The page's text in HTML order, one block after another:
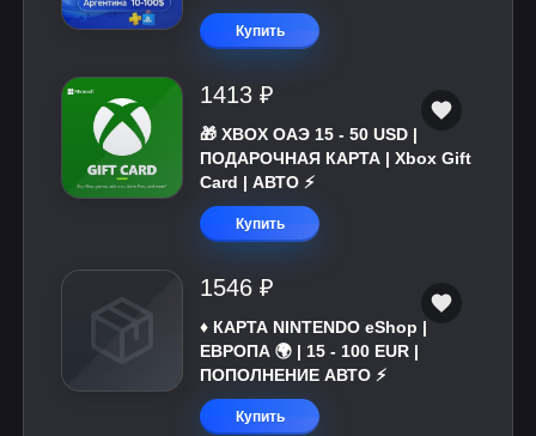
Купить
1413 ₽
🎁 XBOX ОАЭ 15 - 50 USD |
ПОДАРОЧНАЯ КАРТА | Xbox Gift
Card | АВТО ⚡
Купить
1546 ₽
♦️ КАРТА NINTENDO eShop |
ЕВРОПА 🌍 | 15 - 100 EUR |
ПОПОЛНЕНИЕ АВТО ⚡
Купить